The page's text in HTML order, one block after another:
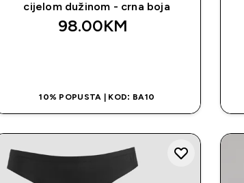
cijelom dužinom - crna boja
98.00KM‎
10% POPUSTA | KOD: BA10